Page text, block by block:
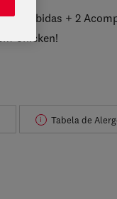
+ 2 Bebidas + 2
Chicken!
i Tabela de